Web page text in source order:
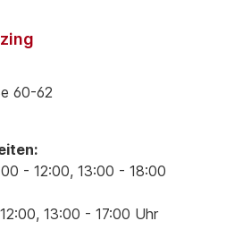
60-62
- 12:00, 13:00 - 18:00
13:00 - 17:00 Uhr